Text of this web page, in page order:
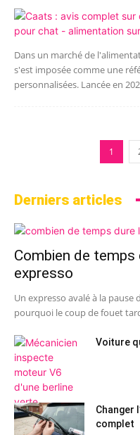
Dans un marché de
s'est imposée comme une
personnalisées. Lancée en
1
Derniers articles
Combien de
expresso
Un expresso avalé à la
pourquoi le coup de fouet
Voiture
Changer
complet